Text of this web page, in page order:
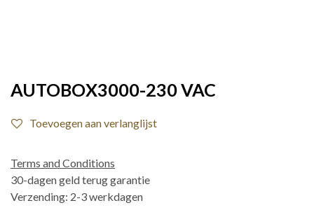
AUTOBOX3000-230 VAC
Toevoegen aan verlanglijst
Terms and Conditions
30-dagen geld terug garantie
Verzending: 2-3 werkdagen